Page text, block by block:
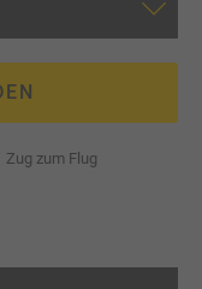
Zug zum Flug